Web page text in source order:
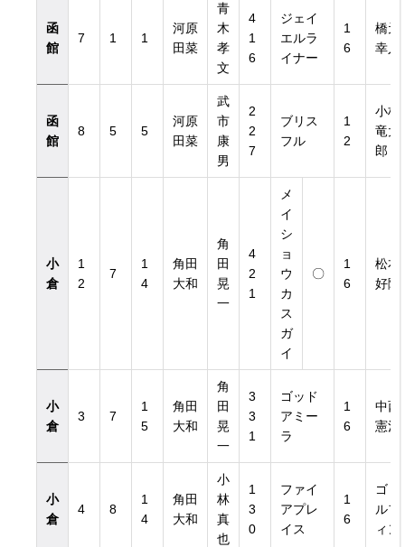
函
館
7 1 1
河原
田菜
青
木
孝
文
4
1
6
ジェイ
エルラ
イナー
1
6
橋元
幸人
函
館
8 5 5
河原
田菜
武
市
康
男
2
2
7
ブリス
フル
1
2
小林
竜太
郎
小
倉
1
2
7
1
4
角田
大和
角
田
晃
一
4
2
1
メ
イ
シ
ョ
ウ
カ
ス
ガ
イ
〇
1
6
松本
好隆
小
倉
3 7
1
5
角田
大和
角
田
晃
一
3
3
1
ゴッド
アミー
ラ
1
6
中西
憲治
小
倉
4 8
1
4
角田
大和
小
林
真
也
1
3
0
ファイ
アプレ
イス
1
6
ゴド
ルフ
ィン